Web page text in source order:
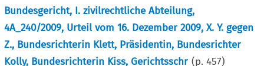
Bundesgericht, I. zivilrechtliche Abteilung,
4A_240/2009, Urteil vom 16. Dezember 2009, X. Y. gegen
Z., Bundesrichterin Klett, Präsidentin, Bundesrichter
Kolly, Bundesrichterin Kiss, Gerichtsschr (p.457)